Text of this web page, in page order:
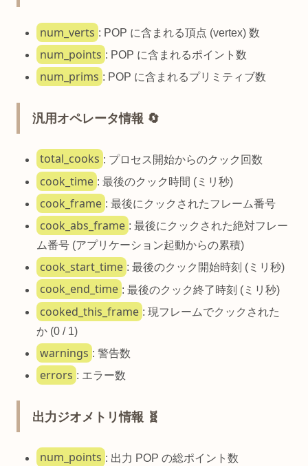
num_verts : POP に含まれる頂点 (vertex) 数
num_points : POP に含まれるポイント数
num_prims : POP に含まれるプリミティブ数
汎用オペレータ情報 🔄
total_cooks : プロセス開始からのクック回数
cook_time : 最後のクック時間 (ミリ秒)
cook_frame : 最後にクックされたフレーム番号
cook_abs_frame : 最後にクックされた絶対フレー
ム番号 (アプリケーション起動からの累積)
cook_start_time : 最後のクック開始時刻 (ミリ秒)
cook_end_time : 最後のクック終了時刻 (ミリ秒)
cooked_this_frame : 現フレームでクックされた
か (0 / 1)
warnings : 警告数
errors : エラー数
出力ジオメトリ情報 🧬
num_points : 出力 POP の総ポイント数